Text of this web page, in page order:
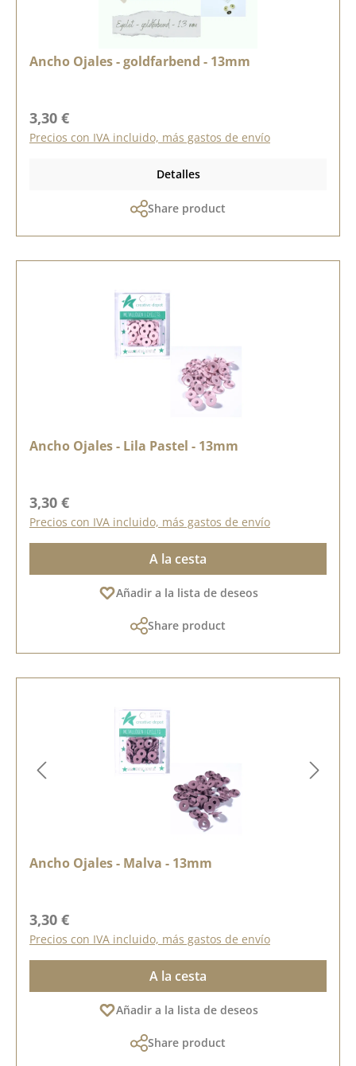
Ancho Ojales - goldfarbend - 13mm
Precio normal:
3,30 €
Precios con IVA incluido, más gastos de envío
Detalles
Share product
Ancho Ojales - Lila Pastel - 13mm
Precio normal:
3,30 €
Precios con IVA incluido, más gastos de envío
A la cesta
Añadir a la lista de deseos
Share product
Ancho Ojales - Malva - 13mm
Precio normal:
3,30 €
Precios con IVA incluido, más gastos de envío
A la cesta
Añadir a la lista de deseos
Share product